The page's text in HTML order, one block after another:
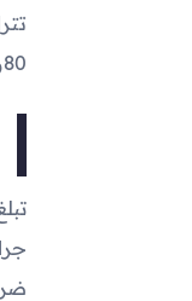
80و 190 جنيه.